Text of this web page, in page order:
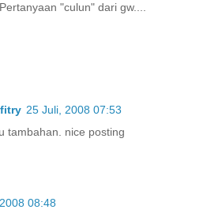
"culun" dari gw....
25 Juli, 2008 07:53
tambahan. nice posting
08:48